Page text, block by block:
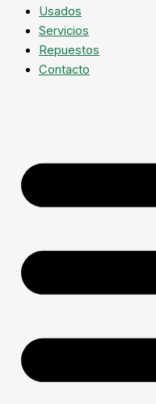
Usados
Servicios
Repuestos
Contacto